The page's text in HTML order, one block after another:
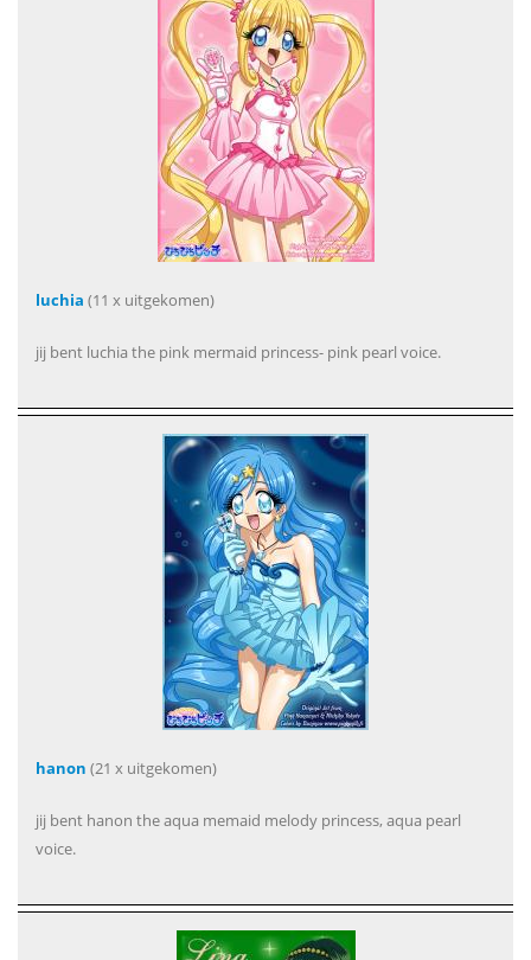
luchia (11 x uitgekomen)
jij bent luchia the pink mermaid princess- pink pearl voice.
hanon (21 x uitgekomen)
jij bent hanon the aqua memaid melody princess, aqua pearl
voice.